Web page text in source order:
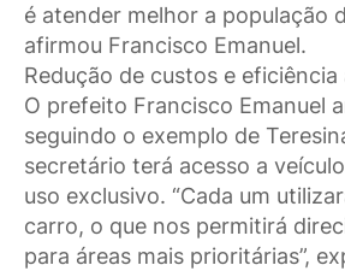
é atender melhor a população
afirmou Francisco Emanuel.
Redução de custos e
O prefeito Francisco Emanuel
seguindo o exemplo de
secretário terá acesso a
uso exclusivo. “Cada um
carro, o que nos permitirá
para áreas mais prioritárias”,